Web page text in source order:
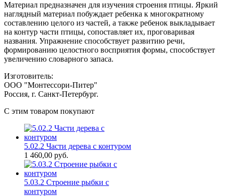
Материал предназначен для изучения строения птицы. Яркий
наглядный материал побуждает ребенка к многократному
составлению целого из частей, а также ребенок выкладывает
на контур части птицы, сопоставляет их, проговаривая
названия. Упражнение способствует развитию речи,
формированию целостного восприятия формы, способствует
увеличению словарного запаса.
Изготовитель:
ООО "Монтессори-Питер"
Россия, г. Санкт-Петербург.
C этим товаром покупают
5.02.2 Части дерева с контуром
1 460,00 руб.
5.03.2 Строение рыбки с
контуром